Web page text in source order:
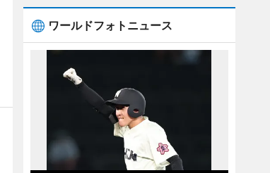
ワールドフォトニュース